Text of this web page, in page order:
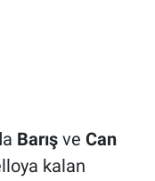
Barışve Can
kalan